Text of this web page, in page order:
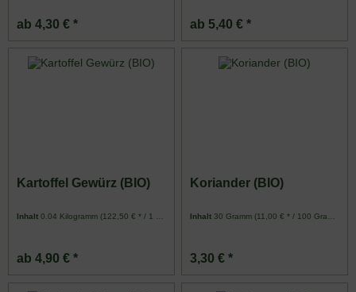
ab 4,30 € * ab 5,40 € *
Kartoffel Gewürz (BIO)
Inhalt0.04 Kilogramm (122,50 € * / 1 Kilogramm)
ab 4,90 € *
Koriander (BIO)
Inhalt30 Gramm (11,00 € * / 100 Gramm)
3,30 € *